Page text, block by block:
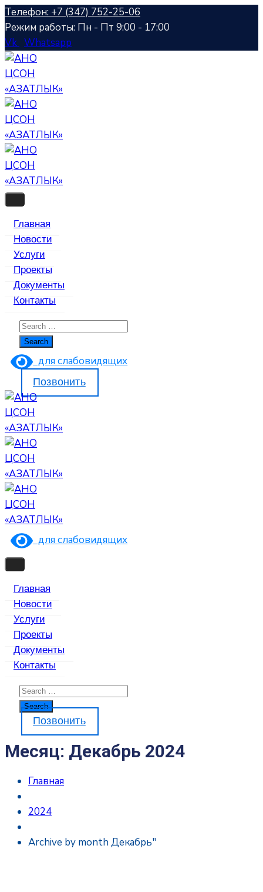
Телефон: +7 (347) 752-25-06
Режим работы: Пн - Пт 9:00 - 17:00
Vk Whatsapp
Главная
Новости
Услуги
Проекты
Документы
Контакты
для слабовидящих
Позвонить
для слабовидящих
Главная
Новости
Услуги
Проекты
Документы
Контакты
Позвонить
Месяц: Декабрь 2024
Главная
2024
Archive by month Декабрь"